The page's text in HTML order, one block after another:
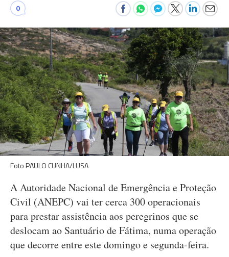
0
Foto PAULO CUNHA/LUSA
A Autoridade Nacional de Emergência e Proteção
Civil (ANEPC) vai ter cerca 300 operacionais
para prestar assistência aos peregrinos que se
deslocam ao Santuário de Fátima, numa operação
que decorre entre este domingo e segunda-feira.